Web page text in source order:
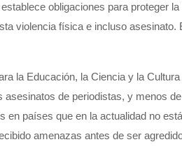
obligaciones para proteger
violencia física e incluso
la Educación, la Ciencia y la
de periodistas, y menos
países que en la actualidad no
amenazas antes de ser